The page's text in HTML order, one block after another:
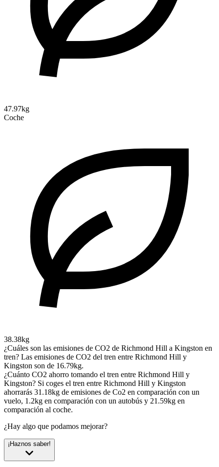
47.97kg
Coche
38.38kg
¿Cuáles son las emisiones de CO2 de Richmond Hill a Kingston en
tren? Las emisiones de CO2 del tren entre Richmond Hill y
Kingston son de 16.79kg.
¿Cuánto CO2 ahorro tomando el tren entre Richmond Hill y
Kingston? Si coges el tren entre Richmond Hill y Kingston
ahorrarás 31.18kg de emisiones de Co2 en comparación con un
vuelo, 1.2kg en comparación con un autobús y 21.59kg en
comparación al coche.
¿Hay algo que podamos mejorar?
¡Haznos saber!